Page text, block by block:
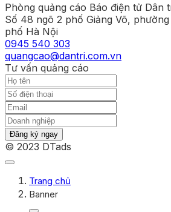
Phòng quảng cáo Báo điện tử Dân
Số 48 ngõ 2 phố Giảng Võ,
phố Hà Nội
0945 540 303
quangcao@dantri.com.vn
Tư vấn quảng cáo
Đăng ký ngay
© 2023 DTads
Trang chủ
Banner